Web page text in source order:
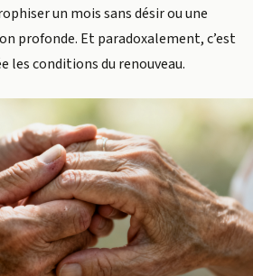
un mois sans désir ou une
profonde. Et paradoxalement, c’est
les conditions du renouveau.